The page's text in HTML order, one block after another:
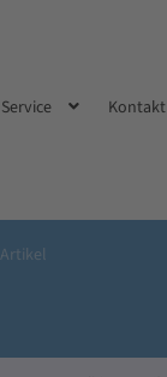
Service Kontakt